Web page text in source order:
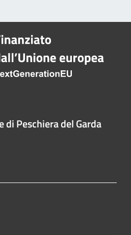
di Peschiera del Garda